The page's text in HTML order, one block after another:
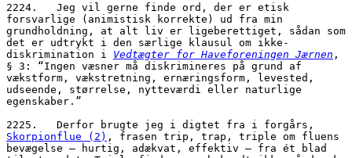
2224.	Jeg vil gerne finde ord, der er etisk
forsvarlige (animistisk korrekte) ud fra min
grundholdning, at alt liv er ligeberettiget, sådan som
det er udtrykt i den særlige klausul om ikke-
diskrimination i Vedtægter for Haveforeningen Jærnen ,
§ 3: “Ingen væsner må diskrimineres på grund af
vækstform, vækstretning, ernæringsform, levested,
udseende, størrelse, nytteværdi eller naturlige
egenskaber.”
Skorpionflue (2) , frasen trip, trap, triple om fluens
bevægelse – hurtig, adækvat, effektiv – fra ét blad